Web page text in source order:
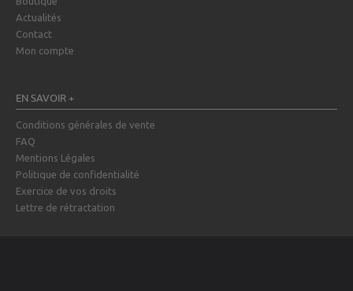
Actualités
Contact
Mon compte
EN SAVOIR +
Conditions générales de vente
FAQ
Mentions Légales
Politique de confidentialité
Exercice de vos droits
Lettre de rétractation